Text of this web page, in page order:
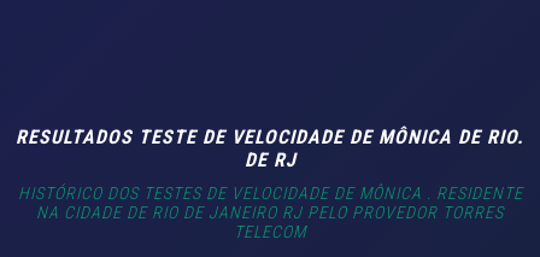
RESULTADOS TESTE DE VELOCIDADE DE MÔNICA DE RIO.
DE RJ
HISTÓRICO DOS TESTES DE VELOCIDADE DE MÔNICA . RESIDENTE
NA CIDADE DE RIO DE JANEIRO RJ PELO PROVEDOR TORRES
TELECOM